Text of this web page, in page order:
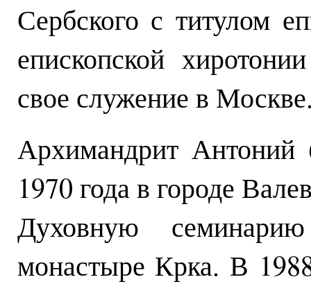
Сербского с титулом
епископской
свое служение в
Архимандрит Антоний
1970 года в городе
Духовную
монастыре Крка. В